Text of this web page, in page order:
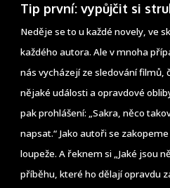
Tip první: vypůjčit si
Neděje se to u každé novely, ve
každého autora. Ale v mnoha
nás vycházejí ze sledování filmů,
nějaké události a opravdové
pak prohlášení: „Sakra, něco
napsat.“ Jako autoři se
loupeže. A řeknem si „Jaké jsou
příběhu, které ho dělají opravdu